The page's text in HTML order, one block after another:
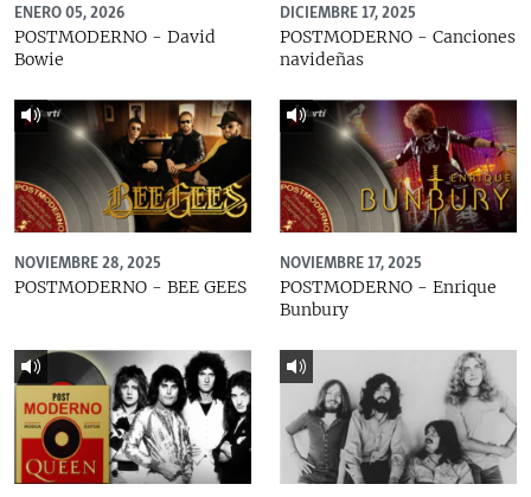
ENERO 05, 2026
POSTMODERNO - David
Bowie
DICIEMBRE 17, 2025
POSTMODERNO - Canciones
navideñas
NOVIEMBRE 28, 2025
POSTMODERNO - BEE GEES
NOVIEMBRE 17, 2025
POSTMODERNO - Enrique
Bunbury